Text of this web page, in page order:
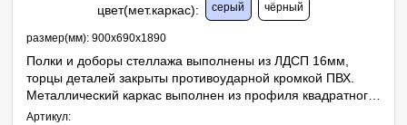
цвет(мет.каркас): серый чёрный
размер(мм): 900х690х1890
Полки и доборы стеллажа выполнены из ЛДСП 16мм,
торцы деталей закрыты противоударной кромкой ПВХ.
Металлический каркас выполнен из профиля квадратного
сечения 25х25 и 20х20 мм с толщиной стенок не менее
Артикул: